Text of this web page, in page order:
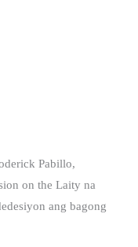
Pabillo,
on the Laity na
ang bagong